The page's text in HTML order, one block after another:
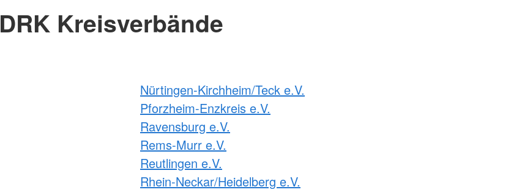
DRK Kreisverbände
Nürtingen-Kirchheim/Teck e.V.
Pforzheim-Enzkreis e.V.
Ravensburg e.V.
Rems-Murr e.V.
Reutlingen e.V.
Rhein-Neckar/Heidelberg e.V.